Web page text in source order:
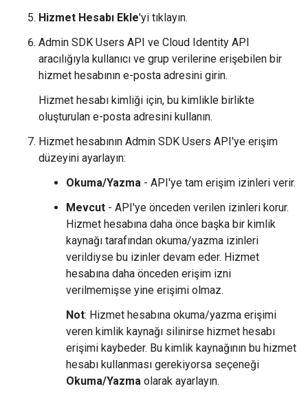
Hizmet Hesabı Ekle'yi tıklayın.
Admin SDK Users API ve Cloud Identity API
aracılığıyla kullanıcı ve grup verilerine erişebilen bir
hizmet hesabının e-posta adresini girin.
Hizmet hesabı kimliği için, bu kimlikle birlikte
oluşturulan e-posta adresini kullanın.
Hizmet hesabının Admin SDK Users API'ye erişim
düzeyini ayarlayın:
Okuma/Yazma - API'ye tam erişim izinleri verir.
Mevcut - API'ye önceden verilen izinleri korur.
Hizmet hesabına daha önce başka bir kimlik
kaynağı tarafından okuma/yazma izinleri
verildiyse bu izinler devam eder. Hizmet
hesabına daha önceden erişim izni
verilmemişse yine erişimi olmaz.
Not: Hizmet hesabına okuma/yazma erişimi
veren kimlik kaynağı silinirse hizmet hesabı
erişimi kaybeder. Bu kimlik kaynağının bu hizmet
hesabı kullanması gerekiyorsa seçeneği
Okuma/Yazma olarak ayarlayın.